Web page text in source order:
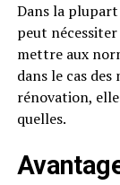
Dans la plupart
peut
mettre aux
dans le cas des
rénovation,
quelles.